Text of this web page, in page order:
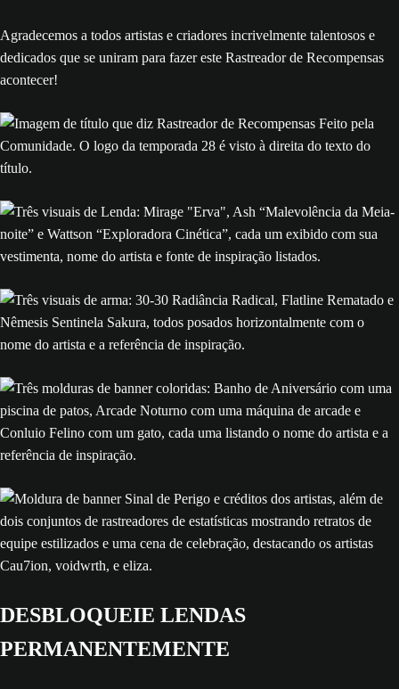
Agradecemos a todos artistas e criadores incrivelmente talentosos e
dedicados que se uniram para fazer este Rastreador de Recompensas
acontecer!
DESBLOQUEIE LENDAS
PERMANENTEMENTE